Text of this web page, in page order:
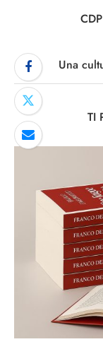
Una
TI